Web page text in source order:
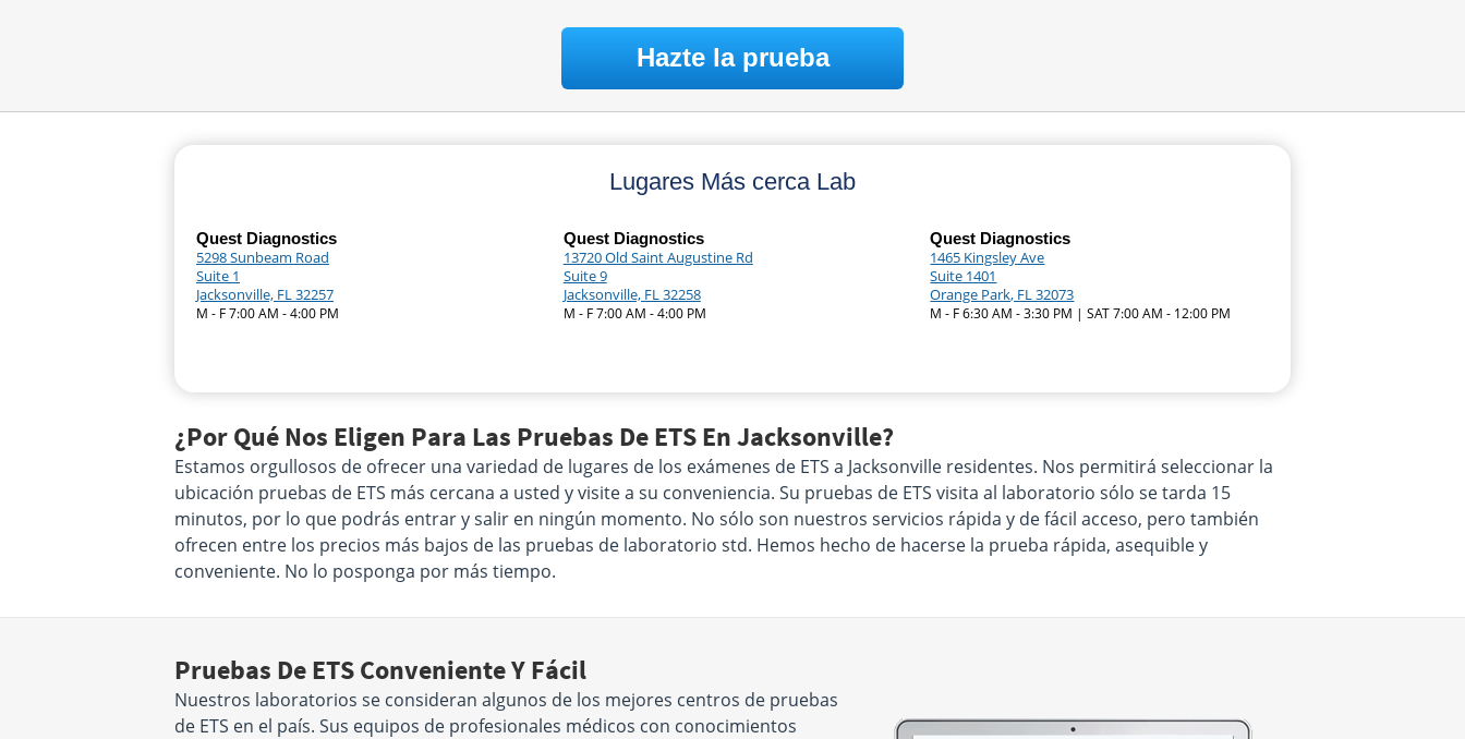
Hazte la prueba
Lugares Más cerca Lab
Quest Diagnostics
5298 Sunbeam Road
Suite 1
Jacksonville, FL 32257
M - F 7:00 AM - 4:00 PM
Quest Diagnostics
13720 Old Saint Augustine Rd
Suite 9
Jacksonville, FL 32258
M - F 7:00 AM - 4:00 PM
Quest Diagnostics
1465 Kingsley Ave
Suite 1401
Orange Park, FL 32073
M - F 6:30 AM - 3:30 PM | SAT 7:00 AM - 12:00 PM
¿Por Qué Nos Eligen Para Las Pruebas De ETS En Jacksonville?
Estamos orgullosos de ofrecer una variedad de lugares de los exámenes de ETS a Jacksonville residentes. Nos permitirá seleccionar la
ubicación pruebas de ETS más cercana a usted y visite a su conveniencia. Su pruebas de ETS visita al laboratorio sólo se tarda 15
minutos, por lo que podrás entrar y salir en ningún momento. No sólo son nuestros servicios rápida y de fácil acceso, pero también
ofrecen entre los precios más bajos de las pruebas de laboratorio std. Hemos hecho de hacerse la prueba rápida, asequible y
conveniente. No lo posponga por más tiempo.
Pruebas De ETS Conveniente Y Fácil
Nuestros laboratorios se consideran algunos de los mejores centros de pruebas
de ETS en el país. Sus equipos de profesionales médicos con conocimientos